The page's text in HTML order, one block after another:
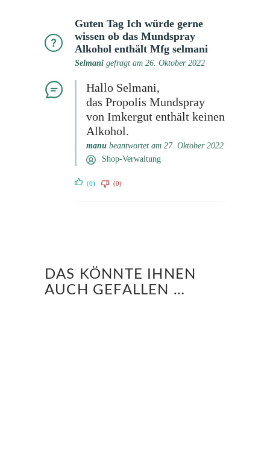
Guten Tag Ich würde gerne
wissen ob das Mundspray
Alkohol enthält Mfg selmani
Selmani gefragt am 26. Oktober 2022
Hallo Selmani,
das Propolis Mundspray
von Imkergut enthält keinen
Alkohol.
manu beantwortet am 27. Oktober 2022
Shop-Verwaltung
(0) (0)
DAS KÖNNTE IHNEN
AUCH GEFALLEN …